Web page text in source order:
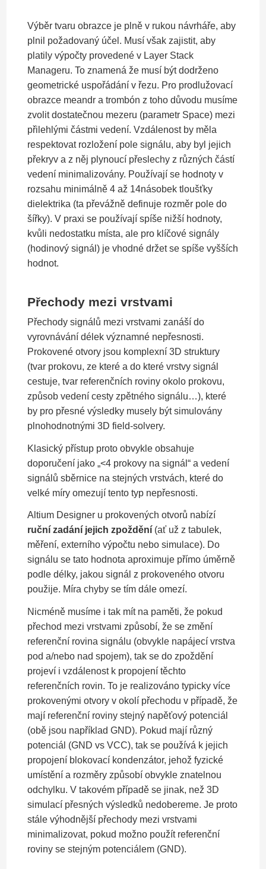
Výběr tvaru obrazce je plně v rukou návrháře, aby
plnil požadovaný účel. Musí však zajistit, aby
platily výpočty provedené v Layer Stack
Manageru. To znamená že musí být dodrženo
geometrické uspořádání v řezu. Pro prodlužovací
obrazce meandr a trombón z toho důvodu musíme
zvolit dostatečnou mezeru (parametr Space) mezi
přilehlými částmi vedení. Vzdálenost by měla
respektovat rozložení pole signálu, aby byl jejich
překryv a z něj plynoucí přeslechy z různých částí
vedení minimalizovány. Používají se hodnoty v
rozsahu minimálně 4 až 14násobek tloušťky
dielektrika (ta převážně definuje rozměr pole do
šířky). V praxi se používají spíše nižší hodnoty,
kvůli nedostatku místa, ale pro klíčové signály
(hodinový signál) je vhodné držet se spíše vyšších
hodnot.
Přechody mezi vrstvami
Přechody signálů mezi vrstvami zanáší do
vyrovnávání délek významné nepřesnosti.
Prokovené otvory jsou komplexní 3D struktury
(tvar prokovu, ze které a do které vrstvy signál
cestuje, tvar referenčních roviny okolo prokovu,
způsob vedení cesty zpětného signálu…), které
by pro přesné výsledky musely být simulovány
plnohodnotnými 3D field-solvery.
Klasický přístup proto obvykle obsahuje
doporučení jako „<4 prokovy na signál“ a vedení
signálů sběrnice na stejných vrstvách, které do
velké míry omezují tento typ nepřesnosti.
Altium Designer u prokovených otvorů nabízí
ruční zadání jejich zpoždění (ať už z tabulek,
měření, externího výpočtu nebo simulace). Do
signálu se tato hodnota aproximuje přímo úměrně
podle délky, jakou signál z prokoveného otvoru
použije. Míra chyby se tím dále omezí.
Nicméně musíme i tak mít na paměti, že pokud
přechod mezi vrstvami způsobí, že se změní
referenční rovina signálu (obvykle napájecí vrstva
pod a/nebo nad spojem), tak se do zpoždění
projeví i vzdálenost k propojení těchto
referenčních rovin. To je realizováno typicky více
prokovenými otvory v okolí přechodu v případě, že
mají referenční roviny stejný napěťový potenciál
(obě jsou například GND). Pokud mají různý
potenciál (GND vs VCC), tak se používá k jejich
propojení blokovací kondenzátor, jehož fyzické
umístění a rozměry způsobí obvykle znatelnou
odchylku. V takovém případě se jinak, než 3D
simulací přesných výsledků nedobereme. Je proto
stále výhodnější přechody mezi vrstvami
minimalizovat, pokud možno použít referenční
roviny se stejným potenciálem (GND).